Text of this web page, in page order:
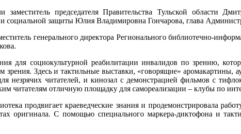
заместитель председателя Правительства Тульской области
социальной защиты Юлия Владимировна Гончарова, глава
генерального директора Регионального библиотечно-
для социокультурной реабилитации инвалидов по зрению,
зрения. Здесь и тактильные выставки, «говорящие» аромакартины,
незрячих читателей, и кинозал с демонстрацией фильмов с
читателям отличную площадку для самореализации – клубы по
продвигает краеведческие знания и продемонстрировала
оригинала. С помощью специального маркера-диктофона и